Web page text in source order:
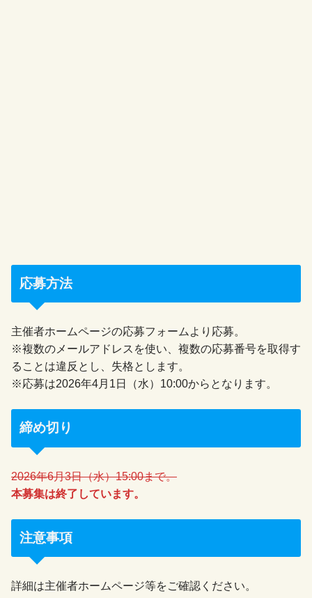
応募方法
主催者ホームページの応募フォームより応募。
※複数のメールアドレスを使い、複数の応募番号を取得す
ることは違反とし、失格とします。
※応募は2026年4月1日（水）10:00からとなります。
締め切り
2026年6月3日（水）15:00まで。
本募集は終了しています。
注意事項
詳細は主催者ホームページ等をご確認ください。